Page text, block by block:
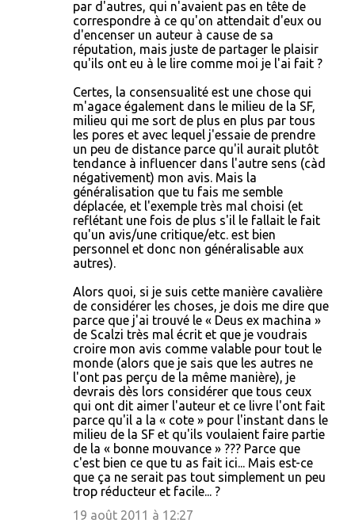
par d'autres, qui n'avaient pas en tête de
correspondre à ce qu'on attendait d'eux ou
d'encenser un auteur à cause de sa
réputation, mais juste de partager le plaisir
qu'ils ont eu à le lire comme moi je l'ai fait ?
Certes, la consensualité est une chose qui
m'agace également dans le milieu de la SF,
milieu qui me sort de plus en plus par tous
les pores et avec lequel j'essaie de prendre
un peu de distance parce qu'il aurait plutôt
tendance à influencer dans l'autre sens (càd
négativement) mon avis. Mais la
généralisation que tu fais me semble
déplacée, et l'exemple très mal choisi (et
reflétant une fois de plus s'il le fallait le fait
qu'un avis/une critique/etc. est bien
personnel et donc non généralisable aux
autres).
Alors quoi, si je suis cette manière cavalière
de considérer les choses, je dois me dire que
parce que j'ai trouvé le « Deus ex machina »
de Scalzi très mal écrit et que je voudrais
croire mon avis comme valable pour tout le
monde (alors que je sais que les autres ne
l'ont pas perçu de la même manière), je
devrais dès lors considérer que tous ceux
qui ont dit aimer l'auteur et ce livre l'ont fait
parce qu'il a la « cote » pour l'instant dans le
milieu de la SF et qu'ils voulaient faire partie
de la « bonne mouvance » ??? Parce que
c'est bien ce que tu as fait ici... Mais est-ce
que ça ne serait pas tout simplement un peu
trop réducteur et facile... ?
19 août 2011 à 12:27